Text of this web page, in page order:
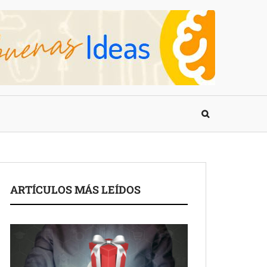
ARTÍCULOS MÁS LEÍDOS